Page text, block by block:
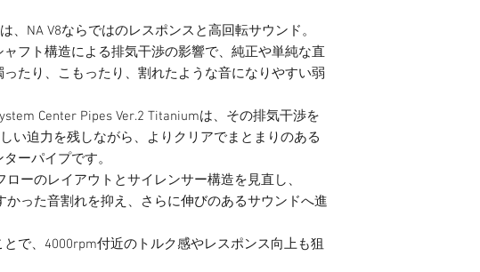
、NA V8ならではのレスポンスと高回転サウンド。
ャフト構造による排気干渉の影響で、純正や単純な直
たり、こもったり、割れたような音になりやすい弱
Center Pipes Ver.2 Titaniumは、その排気干渉を
い迫力を残しながら、よりクリアでまとまりのある
ーパイプです。
ローのレイアウトとサイレンサー構造を見直し、
かった音割れを抑え、さらに伸びのあるサウンドへ進
で、4000rpm付近のトルク感やレスポンス向上も狙